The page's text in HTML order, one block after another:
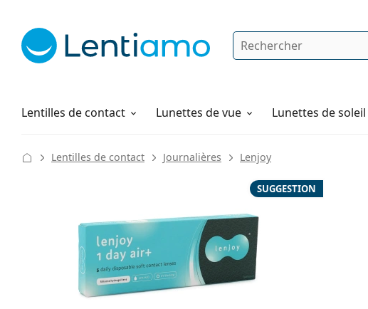
Rechercher
Lentilles de contact
Produits d'entretien Lunettes de vue Lunettes de soleil
Comment commander
Lentilles de contact Journalières Lenjoy
SUGGESTION